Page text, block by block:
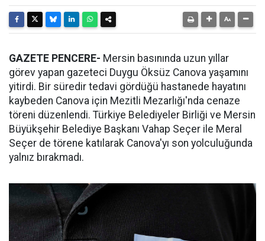
GAZETE PENCERE- Mersin basınında uzun yıllar
görev yapan gazeteci Duygu Öksüz Canova yaşamını
yitirdi. Bir süredir tedavi gördüğü hastanede hayatını
kaybeden Canova için Mezitli Mezarlığı'nda cenaze
töreni düzenlendi. Türkiye Belediyeler Birliği ve Mersin
Büyükşehir Belediye Başkanı Vahap Seçer ile Meral
Seçer de törene katılarak Canova'yı son yolculuğunda
yalnız bırakmadı.